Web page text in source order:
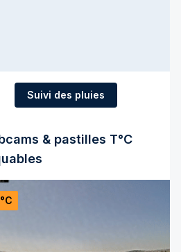
Suivi des pluies
& pastilles T°C